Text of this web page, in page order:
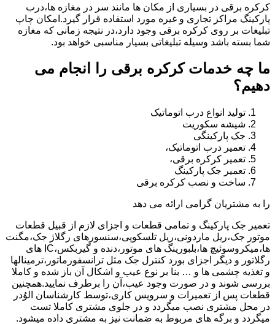
کرکره برقی در بسیاری از مکان ها مانند سر در مغازه ها،درب
پارکینگ مراکز تجاری و غیره مورد استفاده قرار گیرد.امکان چاپ
تبلیغات بر روی کرکره برقی وجود دارد،در نتیجه زمانی که مغازه
شما بسته باشد وسیله تبلیغاتی بسیار مناسبی خواهد بود.
ما چه خدمات کرکره برقی را انجام می
دهیم؟
تولید انواع درب اتوماتیک
شیشه سکوریت
جک پارکینگی
تعمیر درب اتوماتیک،
تعمیر کرکره برقی،
تعمیر جک پارکینگ
ساخت و نصب کرکره برقی
را به مشتریان گرامی ارائه می دهد
تعمیر جک پارکینگ و تمامی قطعات و اجزای لازم از قبیل قطعات
موتور جک،ریل ماردونی،ریل تلسکوپی،سنسورهای رگلاژ جک،مگنت
ها،میکروسوئیچ ها،بلبورینگ های موتور،دنده و گیربکس،IC های
رگلاتور و دیگر اجزای بورد کنترل جک مثل ترانسفورماتور،ترمینالها
و تغذیه چشمی ها و … بنا بر نوع عیب و اشکال آن باز شده و کاملا
بررسی شوند و در صورت وجود عیب،آن را برطرف نمایید.همچنین
قطعات پس از تعمیرات و سرویس کاری،توسط کارشناسان الوُدر
در محل مشتری نصب میگردد و در جلوی مشتری کاملا تست
میگردد و برگه های مربوط به ضمانت نیز به مشتری داده میشود.